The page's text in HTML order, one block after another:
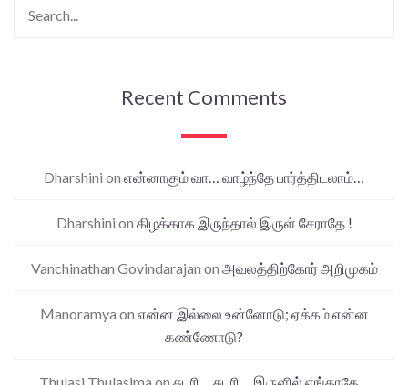
Recent Comments
Dharshini on என்னாகும் வா… வாழ்ந்தே பார்த்திடலாம்…
Dharshini on கிழக்காக இருந்தால் இருள் சேராதே !
Vanchinathan Govindarajan on அவலத்திற்கோர் அறிமுகம்
Manoramya on என்ன இல்லை உன்னோடு; ஏக்கம் என்ன
கண்ணோடு?
Thulasi Thulasima on சுடரி… சுடரி… இருளில் ஏங்காதே…